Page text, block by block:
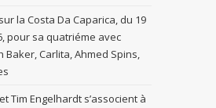
la Costa Da Caparica, du 19
pour sa quatriéme avec
Baker, Carlita, Ahmed Spins,
Tim Engelhardt s’associent à